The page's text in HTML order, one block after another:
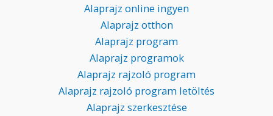
Alaprajz online ingyen
Alaprajz otthon
Alaprajz program
Alaprajz programok
Alaprajz rajzoló program
Alaprajz rajzoló program letöltés
Alaprajz szerkesztése